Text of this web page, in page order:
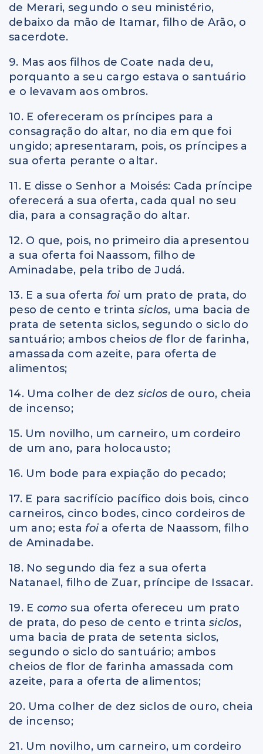
de Merari, segundo o seu ministério,
debaixo da mão de Itamar, filho de Arão, o
sacerdote.
9. Mas aos filhos de Coate nada deu,
porquanto a seu cargo estava o santuário
e o levavam aos ombros.
10. E ofereceram os príncipes para a
consagração do altar, no dia em que foi
ungido; apresentaram, pois, os príncipes a
sua oferta perante o altar.
11. E disse o Senhor a Moisés: Cada príncipe
oferecerá a sua oferta, cada qual no seu
dia, para a consagração do altar.
12. O que, pois, no primeiro dia apresentou
a sua oferta foi Naassom, filho de
Aminadabe, pela tribo de Judá.
13. E a sua oferta foi um prato de prata, do
peso de cento e trinta siclos, uma bacia de
prata de setenta siclos, segundo o siclo do
santuário; ambos cheios de flor de farinha,
amassada com azeite, para oferta de
alimentos;
14. Uma colher de dez siclos de ouro, cheia
de incenso;
15. Um novilho, um carneiro, um cordeiro
de um ano, para holocausto;
16. Um bode para expiação do pecado;
17. E para sacrifício pacífico dois bois, cinco
carneiros, cinco bodes, cinco cordeiros de
um ano; esta foi a oferta de Naassom, filho
de Aminadabe.
18. No segundo dia fez a sua oferta
Natanael, filho de Zuar, príncipe de Issacar.
19. E como sua oferta ofereceu um prato
de prata, do peso de cento e trinta siclos,
uma bacia de prata de setenta siclos,
segundo o siclo do santuário; ambos
cheios de flor de farinha amassada com
azeite, para a oferta de alimentos;
20. Uma colher de dez siclos de ouro, cheia
de incenso;
21. Um novilho, um carneiro, um cordeiro